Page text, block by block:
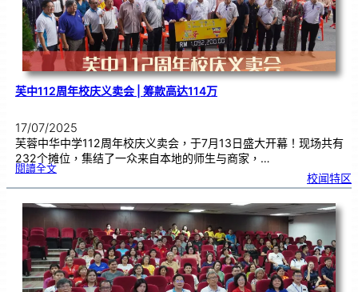
芙中112周年校庆义卖会 | 筹款高达114万
17/07/2025
芙蓉中华中学112周年校庆义卖会，于7月13日盛大开幕！现场共有
232个摊位，集结了一众来自本地的师生与商家，…
閱讀全文:芙
1
周
年
校
庆
义
卖
会
|筹
款
高
达
1
1
4
万
校闻特区